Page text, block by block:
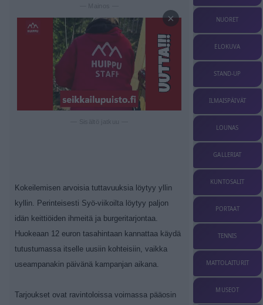
×
Kokeilemisen arvoisia tuttavuuksia löytyy yllin
kyllin. Perinteisesti Syö-viikoilta löytyy paljon
idän keittiöiden ihmeitä ja burgeritarjontaa.
Huokeaan 12 euron tasahintaan kannattaa käydä
tutustumassa itselle uusiin kohteisiin, vaikka
useampanakin päivänä kampanjan aikana.
Tarjoukset ovat ravintoloissa voimassa pääosin
NUORET
ELOKUVA
STAND-UP
ILMAISPÄIVÄT
LOUNAS
GALLERIAT
KUNTOSALIT
PORTAAT
TENNIS
MATTOLAITURIT
MUSEOT